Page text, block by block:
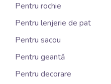
Pentru rochie
Pentru lenjerie de pat
Pentru sacou
Pentru geantă
Pentru decorare